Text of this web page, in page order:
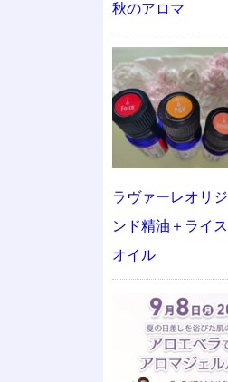
秋のアロマ
ラヴァーレオリ
ンド精油＋ライ
オイル